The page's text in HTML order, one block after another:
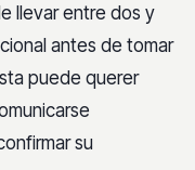
llevar entre dos y
antes de tomar
puede querer
su